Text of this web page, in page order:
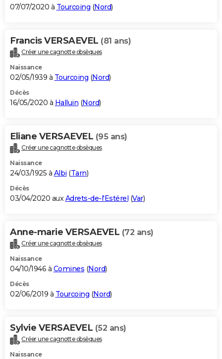
07/07/2020 à Tourcoing (Nord)
Francis VERSAEVEL (81 ans)
Créer une cagnotte obsèques
Naissance
02/05/1939 à Tourcoing (Nord)
Décès
16/05/2020 à Halluin (Nord)
Eliane VERSAEVEL (95 ans)
Créer une cagnotte obsèques
Naissance
24/03/1925 à Albi (Tarn)
Décès
03/04/2020 auxAdrets-de-l'Estérel (Var)
Anne-marie VERSAEVEL (72 ans)
Créer une cagnotte obsèques
Naissance
04/10/1946 à Comines (Nord)
Décès
02/06/2019 à Tourcoing (Nord)
Sylvie VERSAEVEL (52 ans)
Créer une cagnotte obsèques
Naissance